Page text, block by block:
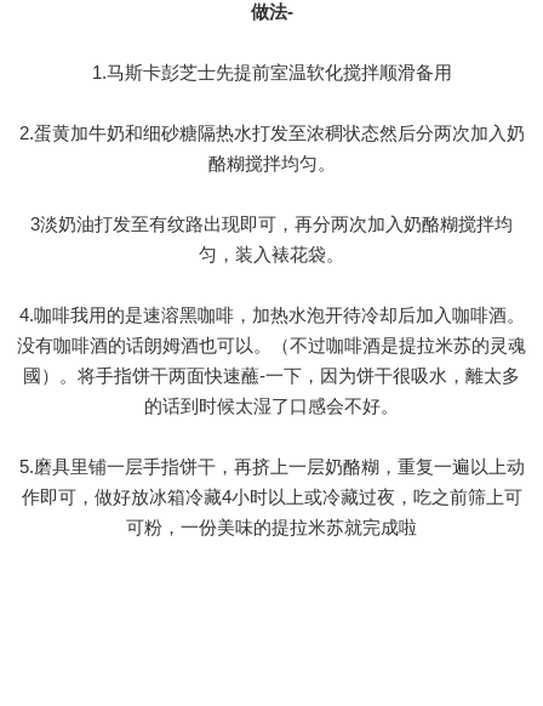
做法-
1.马斯卡彭芝士先提前室温软化搅拌顺滑备用
2.蛋黄加牛奶和细砂糖隔热水打发至浓稠状态然后分两次加入奶
酪糊搅拌均匀。
3淡奶油打发至有纹路出现即可，再分两次加入奶酪糊搅拌均
匀，装入裱花袋。
4.咖啡我用的是速溶黑咖啡，加热水泡开待冷却后加入咖啡酒。
没有咖啡酒的话朗姆酒也可以。（不过咖啡酒是提拉米苏的灵魂
國）。将手指饼干两面快速蘸-一下，因为饼干很吸水，離太多
的话到时候太湿了口感会不好。
5.磨具里铺一层手指饼干，再挤上一层奶酪糊，重复一遍以上动
作即可，做好放冰箱冷藏4小时以上或冷藏过夜，吃之前筛上可
可粉，一份美味的提拉米苏就完成啦